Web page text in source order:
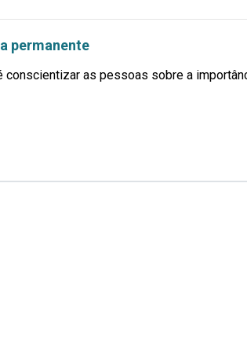
permanente
as pessoas sobre a